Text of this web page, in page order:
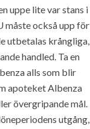
uppe lite var stans i
måste också upp för
utbetalas krångliga,
handled. Ta en
alls som blir
apoteket Albenza
övergripande mål.
utgång,